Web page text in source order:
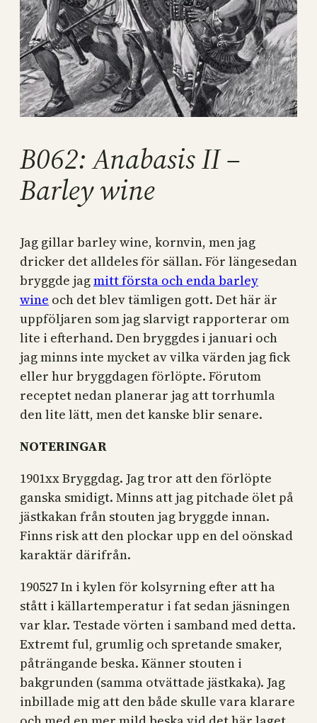
B062: Anabasis II –
Barley wine
Jag gillar barley wine, kornvin, men jag
dricker det alldeles för sällan. För längesedan
bryggde jagmitt första och enda barley
wine och det blev tämligen gott. Det här är
uppföljaren som jag slarvigt rapporterar om
lite i efterhand. Den bryggdes i januari och
jag minns inte mycket av vilka värden jag fick
eller hur bryggdagen förlöpte. Förutom
receptet nedan planerar jag att torrhumla
den lite lätt, men det kanske blir senare.
NOTERINGAR
1901xx Bryggdag. Jag tror att den förlöpte
ganska smidigt. Minns att jag pitchade ölet på
jästkakan från stouten jag bryggde innan.
Finns risk att den plockar upp en del oönskad
karaktär därifrån.
190527 In i kylen för kolsyrning efter att ha
stått i källartemperatur i fat sedan jäsningen
var klar. Testade vörten i samband med detta.
Extremt ful, grumlig och spretande smaker,
påträngande beska. Känner stouten i
bakgrunden (samma otvättade jästkaka). Jag
inbillade mig att den både skulle vara klarare